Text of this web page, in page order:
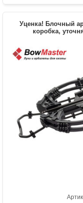
Уценка! Блочный
коробка,